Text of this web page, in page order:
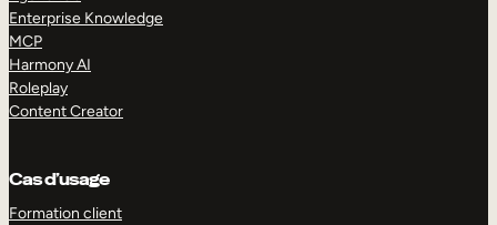
Enterprise Knowledge
MCP
Harmony AI
Roleplay
Content Creator
Cas d’usage
Formation client